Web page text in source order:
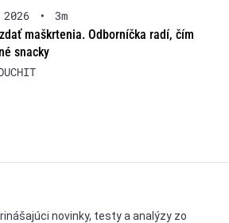
•
3m
maškrtenia. Odborníčka radí, čím
snacky
novinky, testy a analýzy zo